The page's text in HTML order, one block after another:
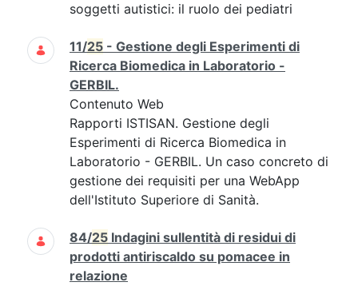
soggetti autistici: il ruolo dei pediatri
11/25 - Gestione degli Esperimenti di
Ricerca Biomedica in Laboratorio -
GERBIL.
Contenuto Web
Rapporti ISTISAN. Gestione degli
Esperimenti di Ricerca Biomedica in
Laboratorio - GERBIL. Un caso concreto di
gestione dei requisiti per una WebApp
dell'Istituto Superiore di Sanità.
84/25 Indagini sullentità di residui di
prodotti antiriscaldo su pomacee in
relazione